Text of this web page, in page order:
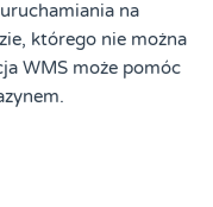
na
którego nie można
WMS może pomóc